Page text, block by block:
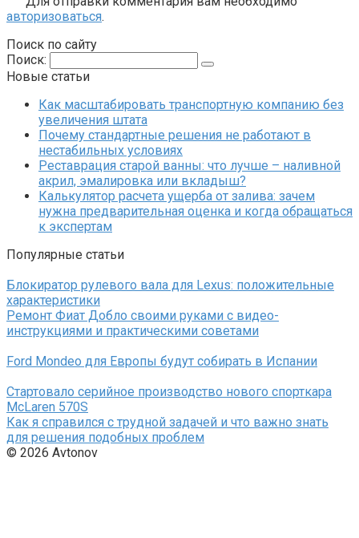
авторизоваться.
Поиск по сайту
Поиск:
Новые статьи
Как масштабировать транспортную компанию без
увеличения штата
Почему стандартные решения не работают в
нестабильных условиях
Реставрация старой ванны: что лучше – наливной
акрил, эмалировка или вкладыш?
Калькулятор расчета ущерба от залива: зачем
нужна предварительная оценка и когда обращаться
к экспертам
Популярные статьи
Блокиратор рулевого вала для Lexus: положительные
характеристики
Ремонт Фиат Добло своими руками с видео-
инструкциями и практическими советами
Ford Mondeo для Европы будут собирать в Испании
Стартовало серийное производство нового спорткара
McLaren 570S
Как я справился с трудной задачей и что важно знать
для решения подобных проблем
© 2026 Avtonov